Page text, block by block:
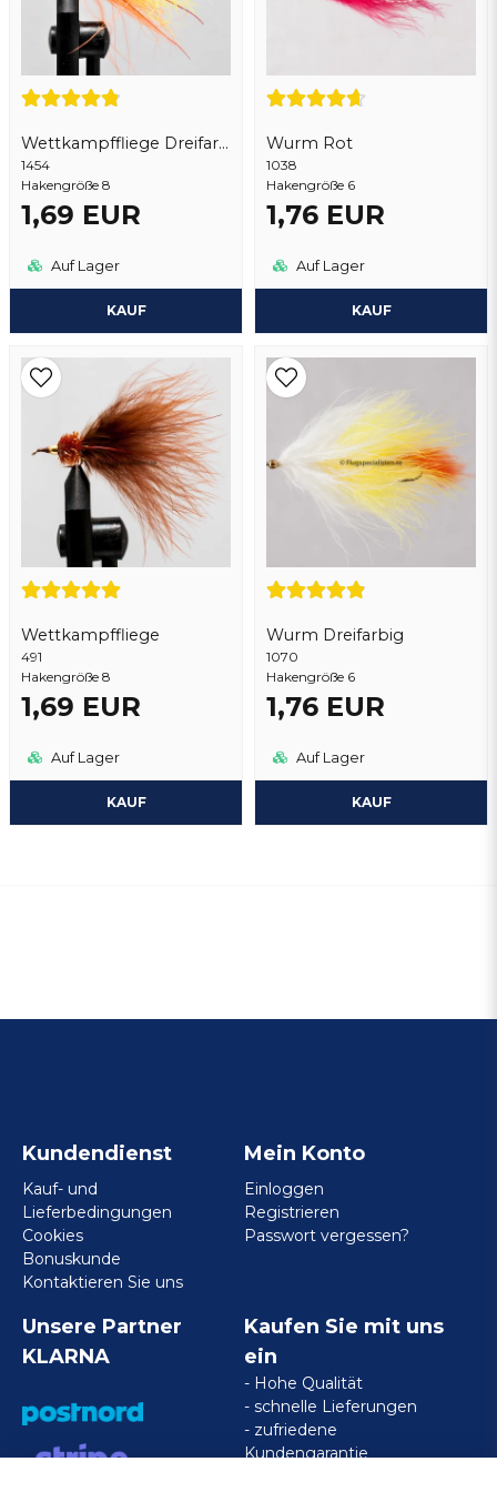
Wettkampffliege Dreifarbig
1454
Hakengröße 8
1,69 EUR
Auf Lager
KAUF
Wurm Rot
1038
Hakengröße 6
1,76 EUR
Auf Lager
KAUF
Wettkampffliege
491
Hakengröße 8
1,69 EUR
Auf Lager
KAUF
Wurm Dreifarbig
1070
Hakengröße 6
1,76 EUR
Auf Lager
KAUF
Frage senden
Kundendienst
Kauf- und
Lieferbedingungen
Cookies
Bonuskunde
Kontaktieren Sie uns
Mein Konto
Einloggen
Registrieren
Passwort vergessen?
Unsere Partner
KLARNA
Kaufen Sie mit uns
ein
- Hohe Qualität
- schnelle Lieferungen
- zufriedene
Kundengarantie